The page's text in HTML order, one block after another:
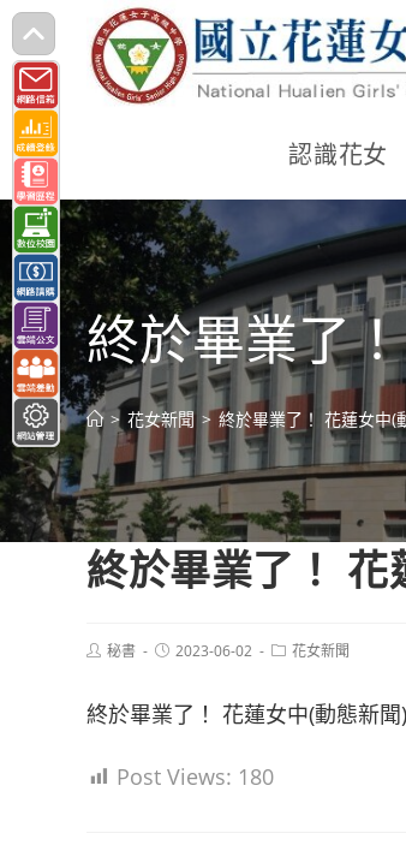
跳
轉
至
主
要
內
容
認識花女
終於畢業了
> 花女新聞 > 終於畢業了！ 花蓮女中(
終於畢業了！
Post秘書
Post2023-06-02
Post花女新聞
終於畢業了！ 花蓮女中(動態新聞)
Post Views: 180